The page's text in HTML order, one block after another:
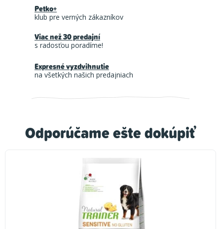
Odporúčame ešte dokúpiť
Petko+
klub pre verných zákazníkov
Viac než 30 predajní
s radosťou poradíme!
Expresné vyzdvihnutie
na všetkých našich predajniach